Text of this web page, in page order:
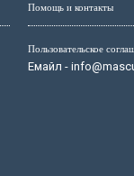
Помощь и контакты
Пользовательское
Емайл -